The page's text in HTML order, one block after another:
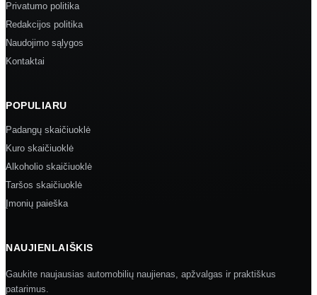
Privatumo politika
Redakcijos politika
Naudojimo sąlygos
Kontaktai
POPULIARU
Padangų skaičiuoklė
Kuro skaičiuoklė
Alkoholio skaičiuoklė
Taršos skaičiuoklė
Įmonių paieška
NAUJIENLAIŠKIS
Gaukite naujausias automobilių naujienas, apžvalgas ir praktiškus
patarimus.